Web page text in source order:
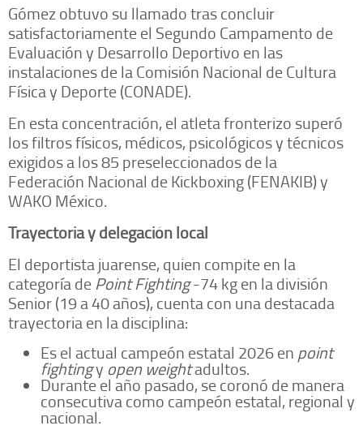
Gómez obtuvo su llamado tras concluir
satisfactoriamente el Segundo Campamento de
Evaluación y Desarrollo Deportivo en las
instalaciones de la Comisión Nacional de Cultura
Física y Deporte (CONADE).
En esta concentración, el atleta fronterizo superó
los filtros físicos, médicos, psicológicos y técnicos
exigidos a los 85 preseleccionados de la
Federación Nacional de Kickboxing (FENAKIB) y
WAKO México.
Trayectoria y delegación local
El deportista juarense, quien compite en la
categoría dePoint Fighting-74 kg en la división
Senior (19 a 40 años), cuenta con una destacada
trayectoria en la disciplina:
Es el actual campeón estatal 2026 en point
fightingy open weightadultos.
Durante el año pasado, se coronó de manera
consecutiva como campeón estatal, regional y
nacional.